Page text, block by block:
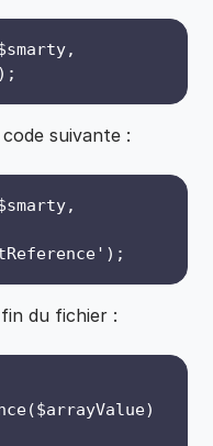
suivante :
du fichier :